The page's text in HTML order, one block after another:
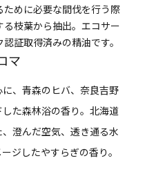
ために必要な間伐を行う際
る枝葉から抽出。エコサー
認証取得済みの精油です。
マ
、青森のヒバ、奈良吉野
た森林浴の香り。北海道
澄んだ空気、透き通る水
ジしたやすらぎの香り。